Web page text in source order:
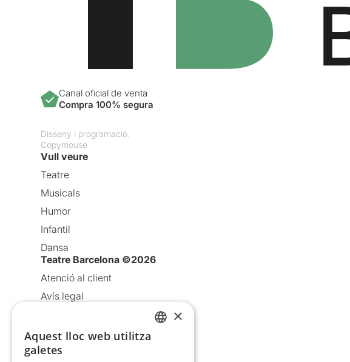
Canal oficial de venta
Compra 100% segura
Disseny i programació:
Copymouse
Vull veure
Teatre
Musicals
Humor
Infantil
Dansa
Teatre Barcelona ©2026
Atenció al client
Avís legal
Política de cookies
Condicions d’ús
×
Aquest lloc web utilitza
galetes